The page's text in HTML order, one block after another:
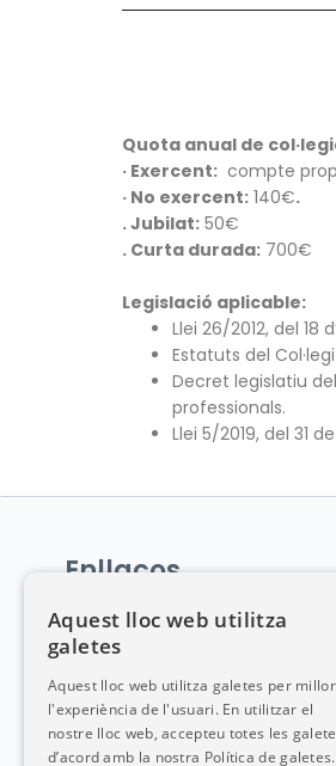
Quota anual de
· Exercent: compte
· No exercent: 140€.
. Jubilat: 50€
. Curta durada: 700€
Legislació aplicable:
Llei 26/2012, del 18
Estatuts del
Decret legislatiu
professionals.
Llei 5/2019, del 31
Enllaços
Notícies
Agenda
Inscriu-te
Aquest lloc web utilitza
galetes
Aquest lloc web utilitza galetes per
l'experiència de l'usuari. En utilitzar el
nostre lloc web, accepteu totes les
d’acord amb la nostra Política de galetes.